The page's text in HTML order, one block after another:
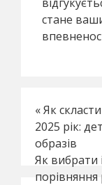
стане
«Як
2025 рік:
образів
Як вибрати
порівняння